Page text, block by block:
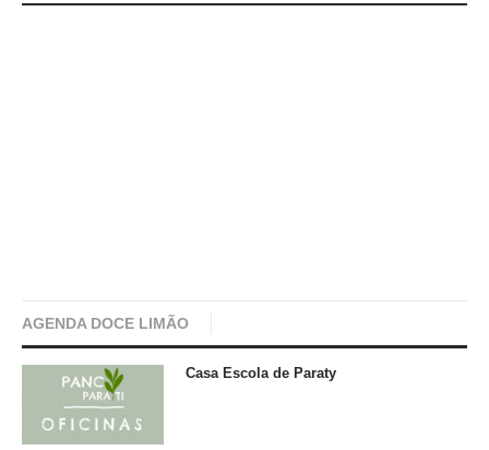
AGENDA DOCE LIMÃO
Casa Escola de Paraty